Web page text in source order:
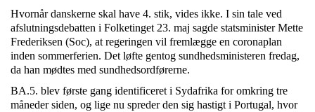
Hvornår danskerne skal have 4. stik, vides ikke. I sin tale ved
afslutningsdebatten i Folketinget 23. maj sagde statsminister Mette
Frederiksen (Soc), at regeringen vil fremlægge en coronaplan
inden sommerferien. Det løfte gentog sundhedsministeren fredag,
da han mødtes med sundhedsordførerne.
BA.5. blev første gang identificeret i Sydafrika for omkring tre
måneder siden, og lige nu spreder den sig hastigt i Portugal, hvor